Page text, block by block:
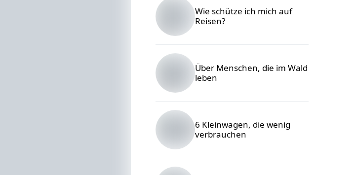
für die
Fin / Unsplash
Wie schütze ich mich auf
Reisen?
Über Menschen, die im Wald
leben
6 Kleinwagen, die wenig
verbrauchen